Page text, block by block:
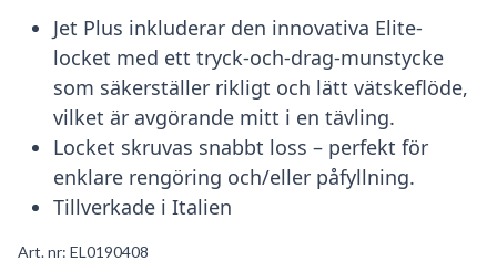
Jet Plus inkluderar den innovativa Elite-
locket med ett tryck-och-drag-munstycke
som säkerställer rikligt och lätt vätskeflöde,
vilket är avgörande mitt i en tävling.
Locket skruvas snabbt loss – perfekt för
enklare rengöring och/eller påfyllning.
Tillverkade i Italien
Art. nr: EL0190408